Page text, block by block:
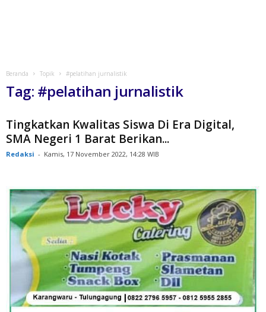
Beranda Topik #pelatihan jurnalistik
Tag: #pelatihan jurnalistik
Tingkatkan Kwalitas Siswa Di Era Digital,
SMA Negeri 1 Barat Berikan...
Redaksi - Kamis, 17 November 2022, 14:28 WIB